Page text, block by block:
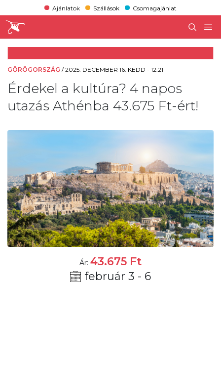
Ajánlatok Szállások Csomagajánlat
GÖRÖGORSZÁG /2025. DECEMBER 16. KEDD - 12:21
Érdekel a kultúra? 4 napos
utazás Athénba 43.675 Ft-ért!
Ár: 43.675 Ft
február 3 - 6